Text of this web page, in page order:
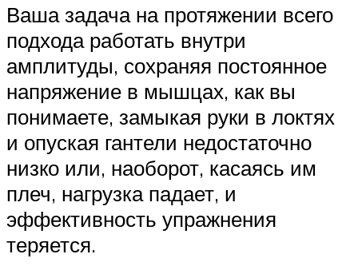
Ваша задача на протяжении всего
подхода работать внутри
амплитуды, сохраняя постоянное
напряжение в мышцах, как вы
понимаете, замыкая руки в локтях
и опуская гантели недостаточно
низко или, наоборот, касаясь им
плеч, нагрузка падает, и
эффективность упражнения
теряется.